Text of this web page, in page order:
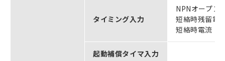
タイミング入力
NPNオープン
短絡時残留電
短絡時電流
起動補償タイマ入力